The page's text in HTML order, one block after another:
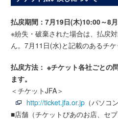
払戻期間：7月19日(木)10:00～8
※紛失・破棄された場合は、払戻
ん。7月11日(水)と記載のあるチケ
払戻方法： ※チケット各社ごとの
ます。
＜チケットJFA＞
http://ticket.jfa.or.jp （パソコ
■店舗（チケットぴあのお店、セ